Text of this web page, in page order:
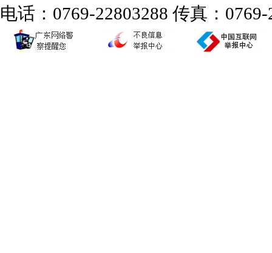
电话：0769-22803288 传真：0769-